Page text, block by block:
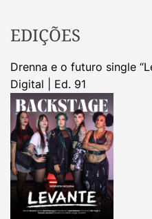
EDIÇÕES
Drenna e o futuro single
Digital | Ed. 91